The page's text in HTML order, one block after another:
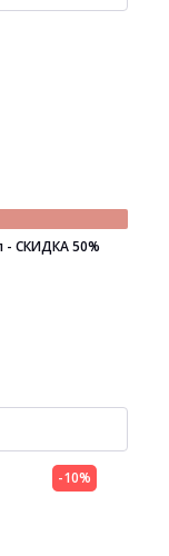
- СКИДКА 50%
-10%